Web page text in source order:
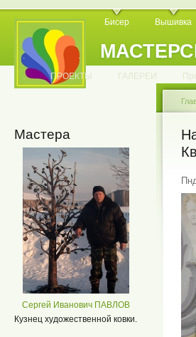
Бисер Вышивка
. . . . . . .
. ПРОЕКТЫ ГАЛЕРЕИ
Мастера
Сергей Иванович ПАВЛОВ
Кузнец художественной ковки.